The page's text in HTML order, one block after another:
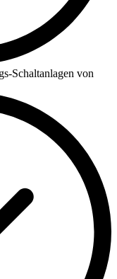
Schaltanlagen von